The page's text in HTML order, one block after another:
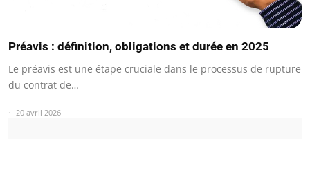
Préavis : définition, obligations et durée en 2025
Le préavis est une étape cruciale dans le processus de rupture
du contrat de…
20 avril 2026